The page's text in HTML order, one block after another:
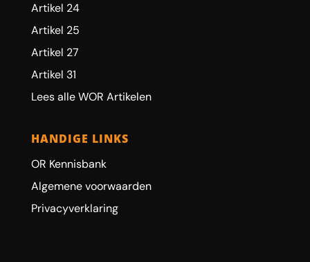
Artikel 24
Artikel 25
Artikel 27
Artikel 31
Lees alle WOR Artikelen
HANDIGE LINKS
OR Kennisbank
Algemene voorwaarden
Privacyverklaring